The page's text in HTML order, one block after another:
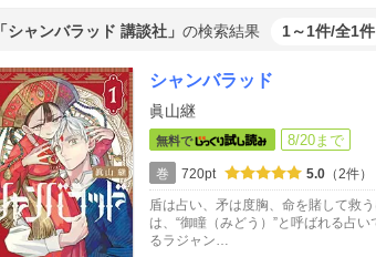
「シャンバラッド 講談社」 の検索結果 1～1件/全1件
シャンバラッド
眞山継
無料で 8/20まで
巻 720pt 5.0 （2件）
盾は占い、矛は度胸、命を賭して救
は、“御瞳（みどう）”と呼ばれる占
るラジャン…